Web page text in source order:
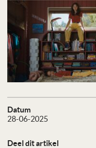
Datum
28-06-2025
Deel dit artikel